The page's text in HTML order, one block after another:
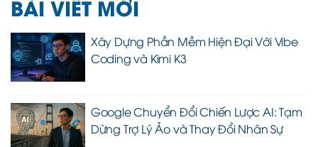
BÀI VIẾT MỚI
Xây Dựng Phần Mềm Hiện Đại Với Vibe
Coding và Kimi K3
Google Chuyển Đổi Chiến Lược AI: Tạm
Dừng Trợ Lý Ảo và Thay Đổi Nhân Sự